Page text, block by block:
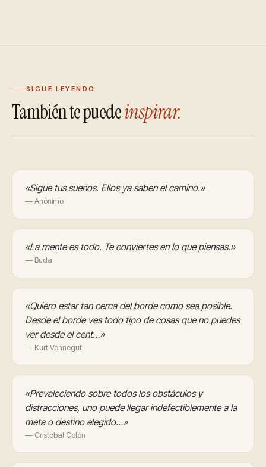
SIGUE LEYENDO
También te puedeinspirar.
«Sigue tus sueños. Ellos ya saben el camino.»
— Anónimo
«La mente es todo. Te conviertes en lo que piensas.»
— Buda
«Quiero estar tan cerca del borde como sea posible.
Desde el borde ves todo tipo de cosas que no puedes
ver desde el cent…»
— Kurt Vonnegut
«Prevaleciendo sobre todos los obstáculos y
distracciones, uno puede llegar indefectiblemente a la
meta o destino elegido…»
— Cristobal Colón